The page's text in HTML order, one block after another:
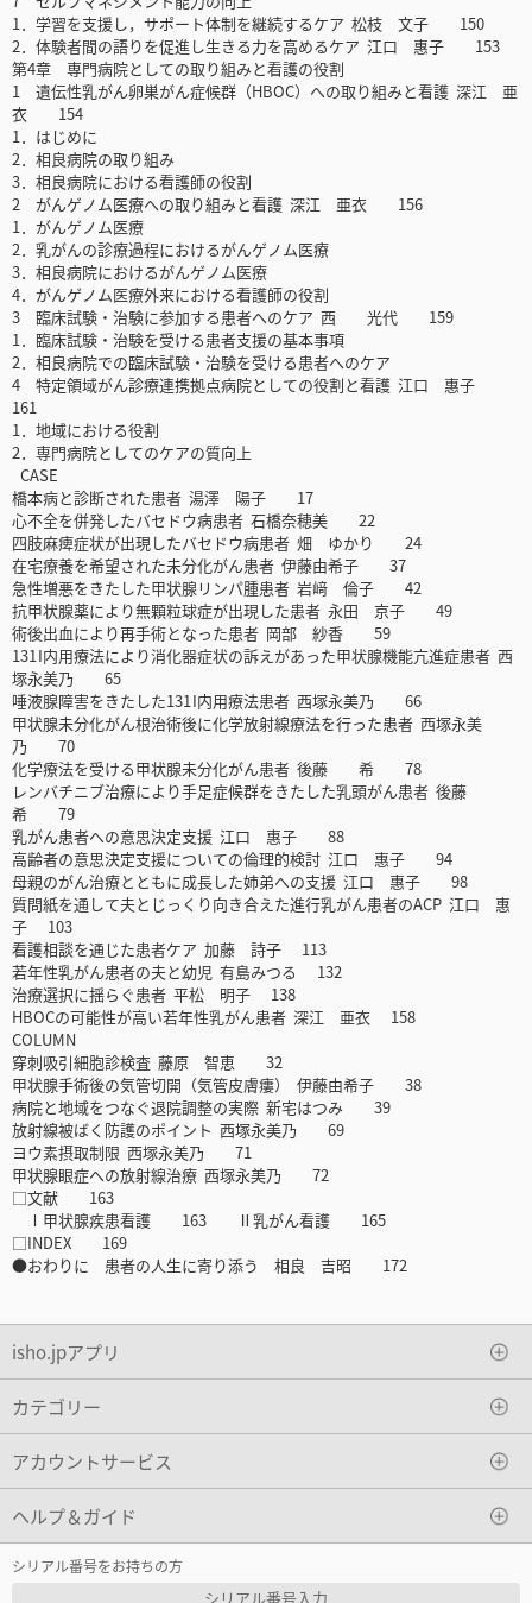
1．学習を支援し，サポート体制を継続するケア 松枝 文子 150
2．体験者間の語りを促進し生きる力を高めるケア 江口 惠子 153
第4章 専門病院としての取り組みと看護の役割
1 遺伝性乳がん卵巣がん症候群（HBOC）への取り組みと看護 深江 亜
衣 154
1．はじめに
2．相良病院の取り組み
3．相良病院における看護師の役割
2 がんゲノム医療への取り組みと看護 深江 亜衣 156
1．がんゲノム医療
2．乳がんの診療過程におけるがんゲノム医療
3．相良病院におけるがんゲノム医療
4．がんゲノム医療外来における看護師の役割
3 臨床試験・治験に参加する患者へのケア 西 光代 159
1．臨床試験・治験を受ける患者支援の基本事項
2．相良病院での臨床試験・治験を受ける患者へのケア
4 特定領域がん診療連携拠点病院としての役割と看護 江口 惠子
161
1．地域における役割
2．専門病院としてのケアの質向上
CASE
橋本病と診断された患者 湯澤 陽子 17
心不全を併発したバセドウ病患者 石橋奈穂美 22
四肢麻痺症状が出現したバセドウ病患者 畑 ゆかり 24
在宅療養を希望された未分化がん患者 伊藤由希子 37
急性増悪をきたした甲状腺リンパ腫患者 岩﨑 倫子 42
抗甲状腺薬により無顆粒球症が出現した患者 永田 京子 49
術後出血により再手術となった患者 岡部 紗香 59
131 I内用療法により消化器症状の訴えがあった甲状腺機能亢進症患者 西
塚永美乃 65
唾液腺障害をきたした131 I内用療法患者 西塚永美乃 66
甲状腺未分化がん根治術後に化学放射線療法を行った患者 西塚永美
乃 70
化学療法を受ける甲状腺未分化がん患者 後藤 希 78
レンバチニブ治療により手足症候群をきたした乳頭がん患者 後藤
希 79
乳がん患者への意思決定支援 江口 惠子 88
高齢者の意思決定支援についての倫理的検討 江口 惠子 94
母親のがん治療とともに成長した姉弟への支援 江口 惠子 98
質問紙を通して夫とじっくり向き合えた進行乳がん患者のACP 江口 惠
子 103
看護相談を通じた患者ケア 加藤 詩子 113
若年性乳がん患者の夫と幼児 有島みつる 132
治療選択に揺らぐ患者 平松 明子 138
HBOCの可能性が高い若年性乳がん患者 深江 亜衣 158
COLUMN
穿刺吸引細胞診検査 藤原 智恵 32
甲状腺手術後の気管切開（気管皮膚瘻） 伊藤由希子 38
病院と地域をつなぐ退院調整の実際 新宅はつみ 39
放射線被ばく防護のポイント 西塚永美乃 69
ヨウ素摂取制限 西塚永美乃 71
甲状腺眼症への放射線治療 西塚永美乃 72
□文献 163
Ⅰ甲状腺疾患看護 163 Ⅱ乳がん看護 165
□INDEX 169
●おわりに 患者の人生に寄り添う 相良 吉昭 172
isho.jpアプリ
カテゴリー
アカウントサービス
ヘルプ＆ガイド
シリアル番号をお持ちの方
シリアル番号入力